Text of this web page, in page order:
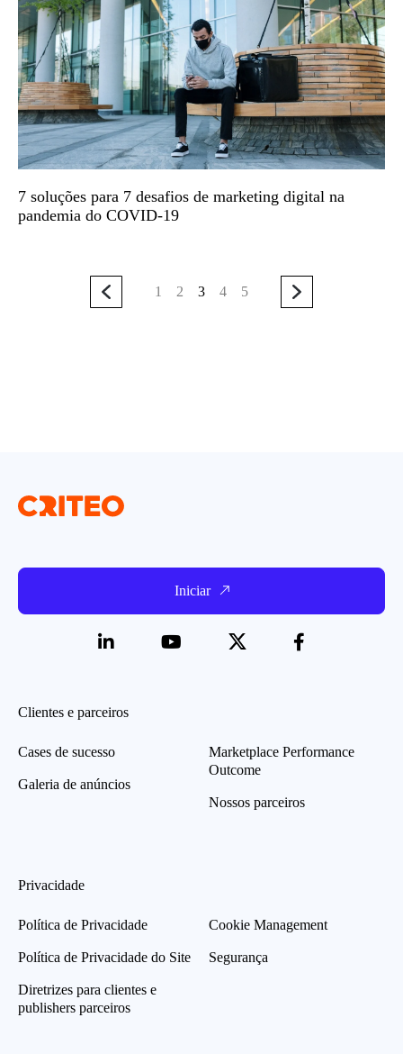
7 soluções para 7 desafios de marketing digital na
pandemia do COVID-19
1 2 3 4 5
Iniciar
Clientes e parceiros
Cases de sucesso
Galeria de anúncios
Marketplace Performance
Outcome
Nossos parceiros
Privacidade
Política de Privacidade
Política de Privacidade do Site
Diretrizes para clientes e
publishers parceiros
Cookie Management
Segurança